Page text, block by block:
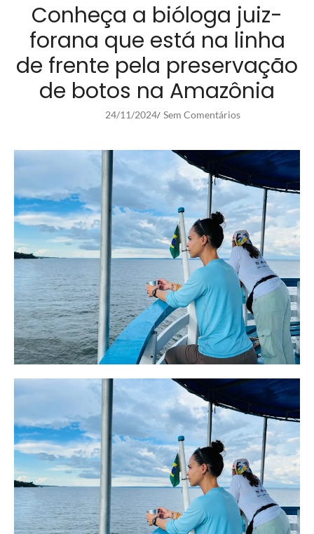
Conheça a bióloga juiz-
forana que está na linha
de frente pela preservação
de botos na Amazônia
24/11/2024/ Sem Comentários